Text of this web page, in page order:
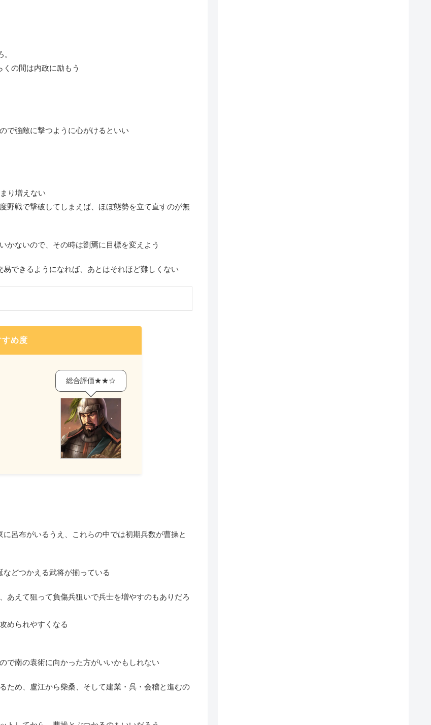
の間は内政に励もう
で強敵に撃つように心がけるといい
り増えない
野戦で撃破してしまえば、ほぼ態勢を立て直すのが無
かないので、その時は劉焉に目標を変えよう
できるようになれば、あとはそれほど難しくない
すめ度
総合評価★★☆
呂布がいるうえ、これらの中では初期兵数が曹操と
どつかえる武将が揃っている
あえて狙って負傷兵狙いで兵士を増やすのもありだろ
められやすくなる
で南の袁術に向かった方がいいかもしれない
ため、盧江から柴桑、そして建業・呉・会稽と進むの